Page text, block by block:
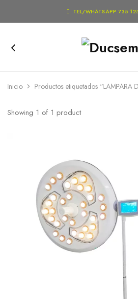
 TEL/WHATSAPP 735
Inicio Productos etiquetados “LAMPARA
Showing 1 of 1 product